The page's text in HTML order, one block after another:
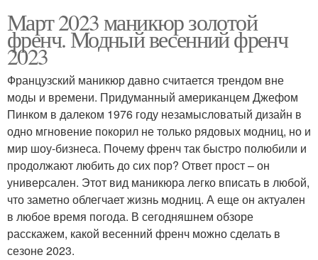
Март 2023 маникюр золотой
френч. Модный весенний френч
2023
Французский маникюр давно считается трендом вне
моды и времени. Придуманный американцем Джефом
Пинком в далеком 1976 году незамысловатый дизайн в
одно мгновение покорил не только рядовых модниц, но и
мир шоу-бизнеса. Почему френч так быстро полюбили и
продолжают любить до сих пор? Ответ прост – он
универсален. Этот вид маникюра легко вписать в любой,
что заметно облегчает жизнь модниц. А еще он актуален
в любое время погода. В сегодняшнем обзоре
расскажем, какой весенний френч можно сделать в
сезоне 2023.